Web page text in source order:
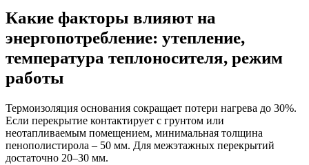
Какие факторы влияют на
энергопотребление: утепление,
температура теплоносителя, режим
работы
Термоизоляция основания сокращает потери нагрева до 30%.
Если перекрытие контактирует с грунтом или
неотапливаемым помещением, минимальная толщина
пенополистирола – 50 мм. Для межэтажных перекрытий
достаточно 20–30 мм.